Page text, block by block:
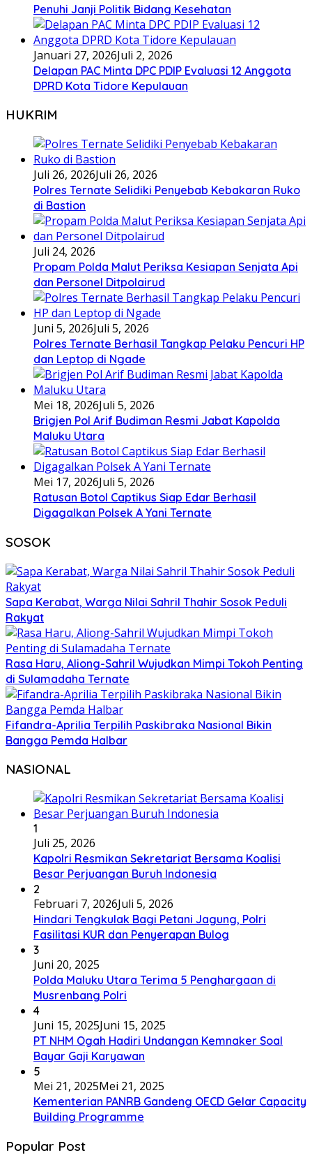
Penuhi Janji Politik Bidang Kesehatan
Januari 27, 2026Juli 2, 2026
Delapan PAC Minta DPC PDIP Evaluasi 12 Anggota
DPRD Kota Tidore Kepulauan
HUKRIM
Juli 26, 2026Juli 26, 2026
Polres Ternate Selidiki Penyebab Kebakaran Ruko
di Bastion
Juli 24, 2026
Propam Polda Malut Periksa Kesiapan Senjata Api
dan Personel Ditpolairud
Juni 5, 2026Juli 5, 2026
Polres Ternate Berhasil Tangkap Pelaku Pencuri HP
dan Leptop di Ngade
Mei 18, 2026Juli 5, 2026
Brigjen Pol Arif Budiman Resmi Jabat Kapolda
Maluku Utara
Mei 17, 2026Juli 5, 2026
Ratusan Botol Captikus Siap Edar Berhasil
Digagalkan Polsek A Yani Ternate
SOSOK
Sapa Kerabat, Warga Nilai Sahril Thahir Sosok Peduli
Rakyat
Rasa Haru, Aliong-Sahril Wujudkan Mimpi Tokoh Penting
di Sulamadaha Ternate
Fifandra-Aprilia Terpilih Paskibraka Nasional Bikin
Bangga Pemda Halbar
NASIONAL
1
Juli 25, 2026
Kapolri Resmikan Sekretariat Bersama Koalisi
Besar Perjuangan Buruh Indonesia
2
Februari 7, 2026Juli 5, 2026
Hindari Tengkulak Bagi Petani Jagung, Polri
Fasilitasi KUR dan Penyerapan Bulog
3
Juni 20, 2025
Polda Maluku Utara Terima 5 Penghargaan di
Musrenbang Polri
4
Juni 15, 2025Juni 15, 2025
PT NHM Ogah Hadiri Undangan Kemnaker Soal
Bayar Gaji Karyawan
5
Mei 21, 2025Mei 21, 2025
Kementerian PANRB Gandeng OECD Gelar Capacity
Building Programme
Popular Post